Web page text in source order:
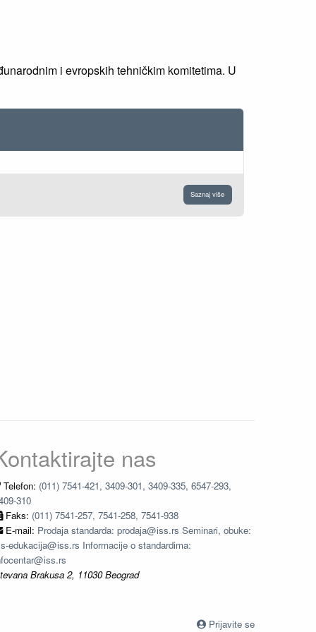
i evropskih tehničkim komitetima. U
Saznaj više
nas
Telefon: (011) 7541-421, 3409-301, 3409-335, 6547-293,
310
Faks: (011) 7541-257, 7541-258, 7541-938
E-mail: Prodaja standarda: prodaja@iss.rs Seminari, obuke:
edukacija@iss.rs Informacije o standardima:
Brakusa 2, 11030 Beograd
Prijavite se